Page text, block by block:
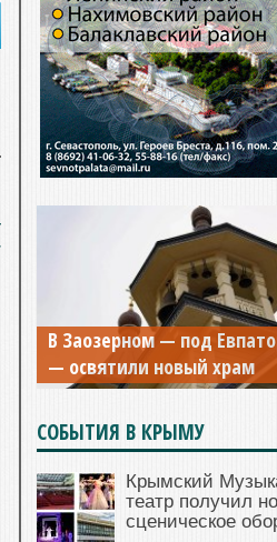
В Заозерном — под
— освятили новый храм
Мужской монастырь
Дамиана в Крыму вновь
для посещения
СОБЫТИЯ В КРЫМУ
Крымский
театр получил
сценическое